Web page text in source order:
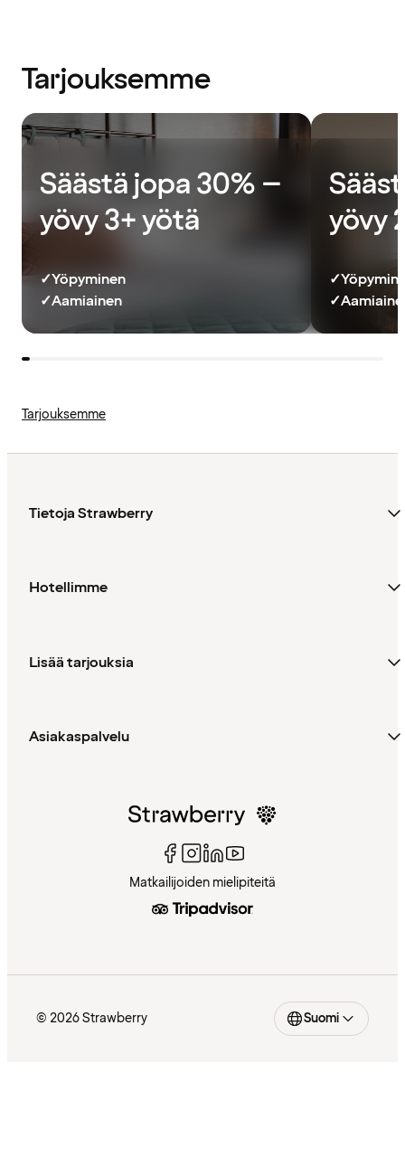
Tarjouksemme
Säästä jopa 30% –
yövy 3+ yötä
✓Yöpyminen
✓Aamiainen
yövy
✓
✓
Tarjouksemme
Tietoja Strawberry
Hotellimme
Lisää tarjouksia
Asiakaspalvelu
Matkailijoiden mielipiteitä
© 2026 Strawberry Suomi